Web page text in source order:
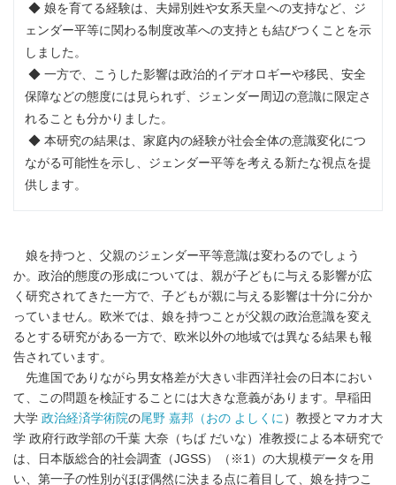
◆ 娘を育てる経験は、夫婦別姓や女系天皇への支持など、ジ
ェンダー平等に関わる制度改革への支持とも結びつくことを示
しました。
◆ 一方で、こうした影響は政治的イデオロギーや移民、安全
保障などの態度には見られず、ジェンダー周辺の意識に限定さ
れることも分かりました。
◆ 本研究の結果は、家庭内の経験が社会全体の意識変化につ
ながる可能性を示し、ジェンダー平等を考える新たな視点を提
供します。
娘を持つと、父親のジェンダー平等意識は変わるのでしょう
か。政治的態度の形成については、親が子どもに与える影響が広
く研究されてきた一方で、子どもが親に与える影響は十分に分か
っていません。欧米では、娘を持つことが父親の政治意識を変え
るとする研究がある一方で、欧米以外の地域では異なる結果も報
告されています。
先進国でありながら男女格差が大きい非西洋社会の日本におい
て、この問題を検証することには大きな意義があります。早稲田
大学 政治経済学術院の尾野 嘉邦（おの よしくに ）教授とマカオ大
学 政府行政学部の千葉 大奈（ちば だいな）准教授による本研究で
は、日本版総合的社会調査（JGSS）（※1）の大規模データを用
い、第一子の性別がほぼ偶然に決まる点に着目して、娘を持つこ